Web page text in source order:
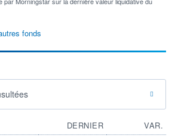
fonds
DERNIER
VAR.